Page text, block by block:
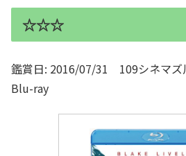
☆☆☆
鑑賞日: 2016/07/31 109シネマ
Blu-ray